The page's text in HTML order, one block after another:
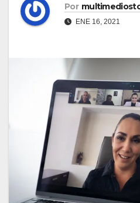
Por
ENE 16, 2021